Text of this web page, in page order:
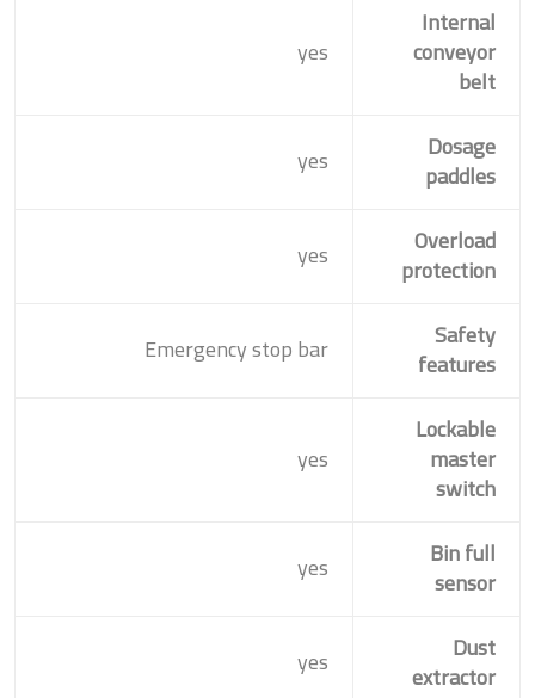
Internal
conveyor
belt
yes
Dosage
paddles
yes
Overload
protection
yes
Safety
features
Emergency stop bar
Lockable
master
switch
yes
Bin full
sensor
yes
Dust
extractor
yes